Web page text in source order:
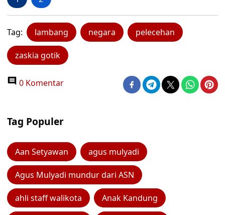
Tag: lambang negara pelecehan
zaskia gotik
0 Komentar
Tag Populer
Aan Setyawan agus mulyadi
Agus Mulyadi mundur dari ASN
ahli staff walikota Anak Kandung